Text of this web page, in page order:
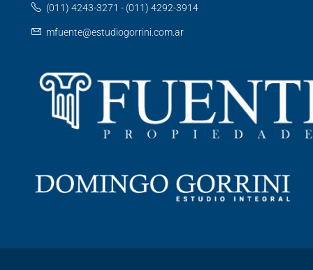
(011) 4243-3271 - (011) 4292-3914
mfuente@estudiogorrini.com.ar